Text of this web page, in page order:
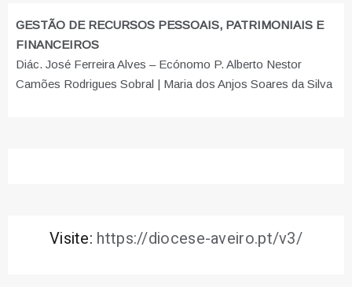
GESTÃO DE RECURSOS PESSOAIS, PATRIMONIAIS E
FINANCEIROS
Diác. José Ferreira Alves – Ecónomo P. Alberto Nestor
Camões Rodrigues Sobral | Maria dos Anjos Soares da Silva
Visite: https://diocese-aveiro.pt/v3/